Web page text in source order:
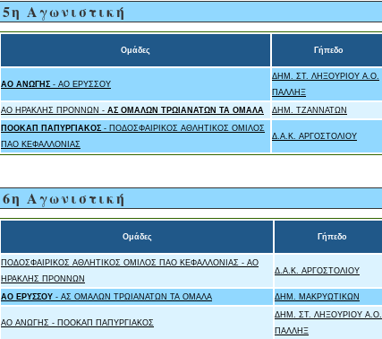
5η Αγωνιστική
Ομάδες Γήπεδο
ΑΟ ΑΝΩΓΗΣ- ΑΟ ΕΡΥΣΣΟΥ
ΔΗΜ. ΣΤ. ΛΗΞΟΥΡΙΟΥ Α.Ο.
ΠΑΛΛΗΞ
ΑΟ ΗΡΑΚΛΗΣ ΠΡΟΝΝΩΝ - ΑΣ ΟΜΑΛΩΝ ΤΡΩΙΑΝΑΤΩΝ ΤΑ ΟΜΑΛΑ ΔΗΜ. ΤΖΑΝΝΑΤΩΝ
ΠΟΟΚΑΠ ΠΑΠΥΡΓΙΑΚΟΣ - ΠΟΔΟΣΦΑΙΡΙΚΟΣ ΑΘΛΗΤΙΚΟΣ ΟΜΙΛΟΣ
ΠΑΟ ΚΕΦΑΛΛΟΝΙΑΣ
Δ.Α.Κ. ΑΡΓΟΣΤΟΛΙΟΥ
6η Αγωνιστική
Ομάδες Γήπεδο
ΠΟΔΟΣΦΑΙΡΙΚΟΣ ΑΘΛΗΤΙΚΟΣ ΟΜΙΛΟΣ ΠΑΟ ΚΕΦΑΛΛΟΝΙΑΣ - ΑΟ
ΗΡΑΚΛΗΣ ΠΡΟΝΝΩΝ
Δ.Α.Κ. ΑΡΓΟΣΤΟΛΙΟΥ
ΑΟ ΕΡΥΣΣΟΥ - ΑΣ ΟΜΑΛΩΝ ΤΡΩΙΑΝΑΤΩΝ ΤΑ ΟΜΑΛΑ ΔΗΜ. ΜΑΚΡΥΩΤΙΚΩΝ
ΑΟ ΑΝΩΓΗΣ - ΠΟΟΚΑΠ ΠΑΠΥΡΓΙΑΚΟΣ
ΔΗΜ. ΣΤ. ΛΗΞΟΥΡΙΟΥ Α.Ο.
ΠΑΛΛΗΞ